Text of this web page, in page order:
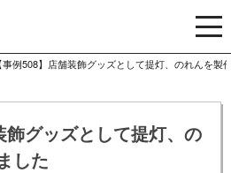
メ
ニ
ュ
ー
く
事例508】店舗装飾グッズとして提灯、のれんを製
飾グッズとして提灯、の
した